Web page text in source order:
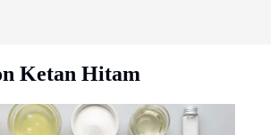
Ketan Hitam
Ketan Hitam (AI generated)